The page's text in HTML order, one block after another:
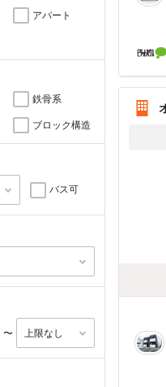
アパート
鉄骨系
ブロック構造
バス可
〜